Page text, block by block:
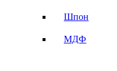
Шпон
МДФ